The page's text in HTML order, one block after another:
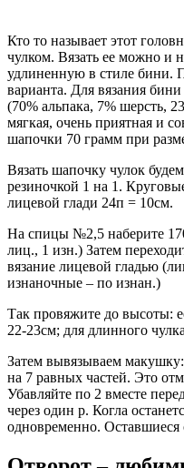
Кто то называет этот
чулком. Вязать ее можно и
удлиненную в стиле бини.
варианта. Для вязания
(70% альпака, 7% шерсть,
мягкая, очень приятная и
шапочки 70 грамм при
Вязать шапочку чулок
резиночкой 1 на 1.
лицевой глади 24п = 10см.
На спицы №2,5 наберите
лиц., 1 изн.) Затем
вязание лицевой гладью
изнаночные – по изнан.)
Так провяжите до высоты:
22-23см; для длинного
Затем вывязываем
на 7 равных частей. Это
Убавляйте по 2 вместе
через один р. Когла
одновременно. Оставшиеся